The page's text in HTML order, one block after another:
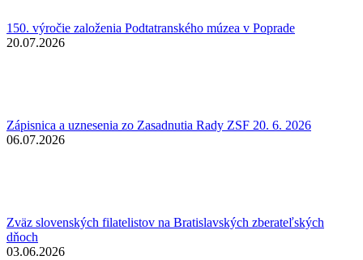
150. výročie založenia Podtatranského múzea v Poprade
20.07.2026
Zápisnica a uznesenia zo Zasadnutia Rady ZSF 20. 6. 2026
06.07.2026
Zväz slovenských filatelistov na Bratislavských zberateľských
dňoch
03.06.2026